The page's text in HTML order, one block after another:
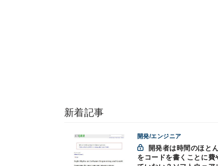
新着記事
開発/エンジニア
をコードを書くことに費